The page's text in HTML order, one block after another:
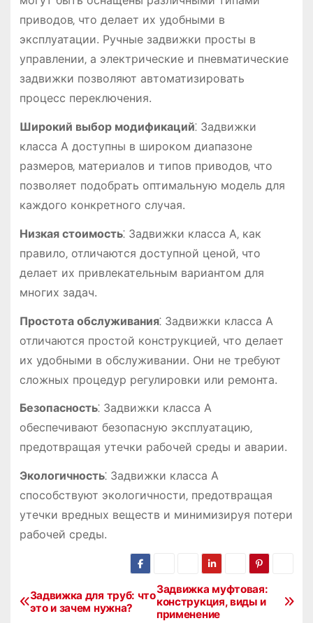
приводов‚ что делает их удобными в
эксплуатации. Ручные задвижки просты в
управлении‚ а электрические и пневматические
задвижки позволяют автоматизировать
процесс переключения.
Широкий выбор модификаций⁚ Задвижки
класса А доступны в широком диапазоне
размеров‚ материалов и типов приводов‚ что
позволяет подобрать оптимальную модель для
каждого конкретного случая.
Низкая стоимость⁚ Задвижки класса А‚ как
правило‚ отличаются доступной ценой‚ что
делает их привлекательным вариантом для
многих задач.
Простота обслуживания⁚ Задвижки класса А
отличаются простой конструкцией‚ что делает
их удобными в обслуживании. Они не требуют
сложных процедур регулировки или ремонта.
Безопасность⁚ Задвижки класса А
обеспечивают безопасную эксплуатацию‚
предотвращая утечки рабочей среды и аварии.
Экологичность⁚ Задвижки класса А
способствуют экологичности‚ предотвращая
утечки вредных веществ и минимизируя потери
рабочей среды.
Н
Задвижка муфтовая:
конструкция, виды и
применение
Задвижка для труб: что
это и зачем нужна?